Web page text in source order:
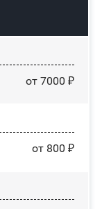
от 7000 ₽
от 800 ₽